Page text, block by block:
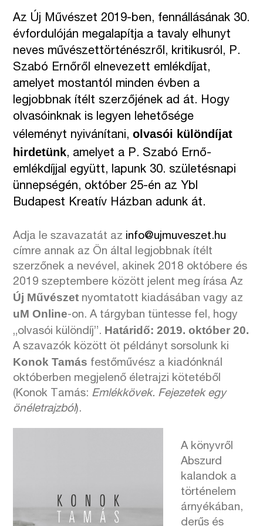
Az Új Művészet 2019-ben, fennállásának 30.
évfordulóján megalapítja a tavaly elhunyt
neves művészettörténészről, kritikusról, P.
Szabó Ernőről elnevezett emlékdíjat,
amelyet mostantól minden évben a
legjobbnak ítélt szerzőjének ad át. Hogy
olvasóinknak is legyen lehetősége
véleményt nyivánítani,olvasói különdíjat
hirdetünk, amelyet a P. Szabó Ernő-
emlékdíjjal együtt, lapunk 30. születésnapi
ünnepségén, október 25-én az Ybl
Budapest Kreatív Házban adunk át.
Adja le szavazatát az info@ujmuveszet.hu
címre annak az Ön által legjobbnak ítélt
szerzőnek a nevével, akinek 2018 októbere és
2019 szeptembere között jelent meg írása Az
Új Művészet nyomtatott kiadásában vagy az
uM Online-on. A tárgyban tüntesse fel, hogy
„olvasói különdíj”. Határidő: 2019. október 20.
A szavazók között öt példányt sorsolunk ki
Konok Tamás festőművész a kiadónknál
októberben megjelenő életrajzi kötetéből
(Konok Tamás: Emlékkövek. Fejezetek egy
önéletrajzból).
A könyvről
Abszurd
kalandok a
történelem
árnyékában,
derűs és